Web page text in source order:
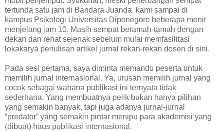
tertunda satu jam di Bandara Juanda, kami sampai di
kampus Psikologi Universitas Diponegoro beberapa menit
menjelang jam 10. Masih sempat beramah-tamah dengan
dekan dan rehat sejenak sebelum mulai memfasilitasi
lokakarya penulisan artikel jurnal rekan-rekan dosen di sini.
Pada sesi pertama, saya diminta memandu peserta untuk
memilih jurnal internasional. Ya, urusan memilih jurnal yang
cocok sebagai wahana publikasi ini ternyata tidak
sederhana. Yang membuatnya pelik bukan hanya pilihan
yang semakin banyak, tapi juga adanya jurnal-jurnal
“predator” yang semakin pintar menipu para akademisi yang
(dibuat) haus publikasi internasional.